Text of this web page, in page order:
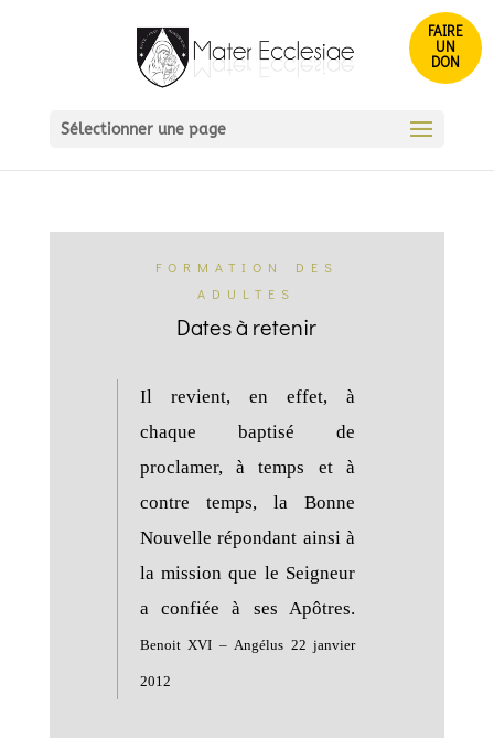
FAIRE
UN
DON
Sélectionner une page
FORMATION DES
ADULTES
Dates à retenir
Il revient, en effet, à
chaque baptisé de
proclamer, à temps et à
contre temps, la Bonne
Nouvelle répondant ainsi à
la mission que le Seigneur
a confiée à ses Apôtres.
Benoit XVI – Angélus 22 janvier
2012